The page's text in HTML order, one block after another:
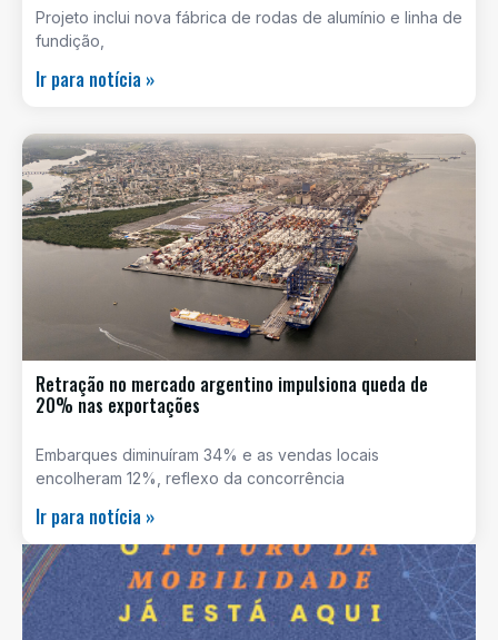
Projeto inclui nova fábrica de rodas de alumínio e linha de
fundição,
Ir para notícia »
Retração no mercado argentino impulsiona queda de
20% nas exportações
Embarques diminuíram 34% e as vendas locais
encolheram 12%, reflexo da concorrência
Ir para notícia »